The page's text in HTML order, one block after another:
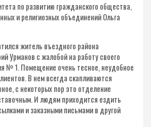
по развитию гражданского общества,
и религиозных объединений Ольга
житель въездного района
Урманов с жалобой на работу своего
№ 1. Помещение очень тесное, неудобное
В нем всегда скапливаются
с некоторых пор это отделение
И людям приходится ездить
и заказными письмами в другой